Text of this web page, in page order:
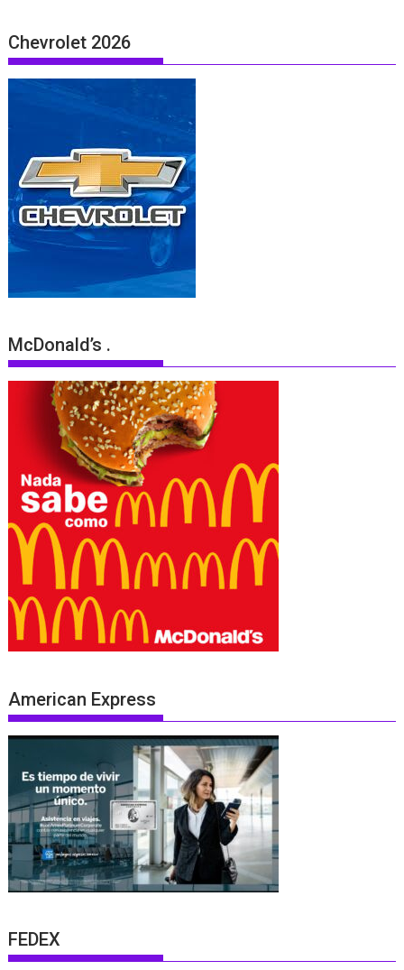
Chevrolet 2026
McDonald’s .
American Express
FEDEX